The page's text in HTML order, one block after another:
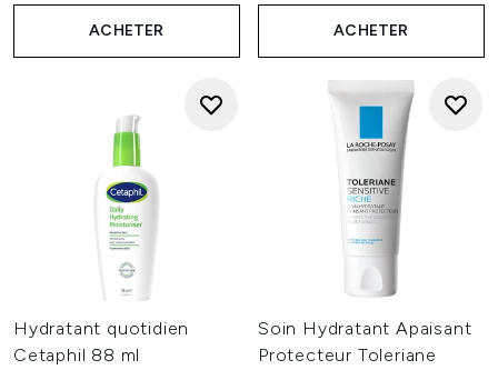
ACHETER ACHETER
Hydratant quotidien
Cetaphil 88 ml
Soin Hydratant Apaisant
Protecteur Toleriane